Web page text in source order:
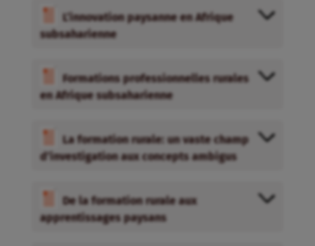
L’innovation paysanne en Afrique
subsaharienne
Formations professionnelles rurales
en Afrique subsaharienne
La formation rurale: un vaste champ
d’investigation aux concepts ambigus
De la formation rurale aux
apprentissages paysans